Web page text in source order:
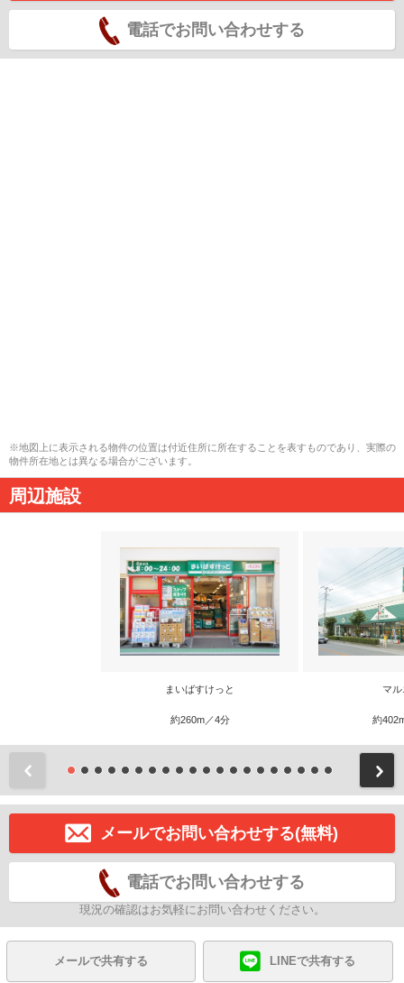
電話でお問い合わせする
※地図上に表示される物件の位置は付近住所に所在することを表すものであり、実際の
物件所在地とは異なる場合がございます。
周辺施設
まいばすけっと
約260m／4分
マ
約
メールでお問い合わせする(無料)
電話でお問い合わせする
現況の確認はお気軽にお問い合わせください。
メールで共有する LINEで共有する